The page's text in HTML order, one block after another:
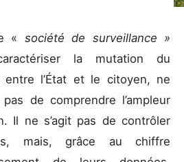
« société de surveillance »
la mutation du
entre l’État et le citoyen, ne
de comprendre l’ampleur
Il ne s’agit pas de contrôler
mais, grâce au chiffre